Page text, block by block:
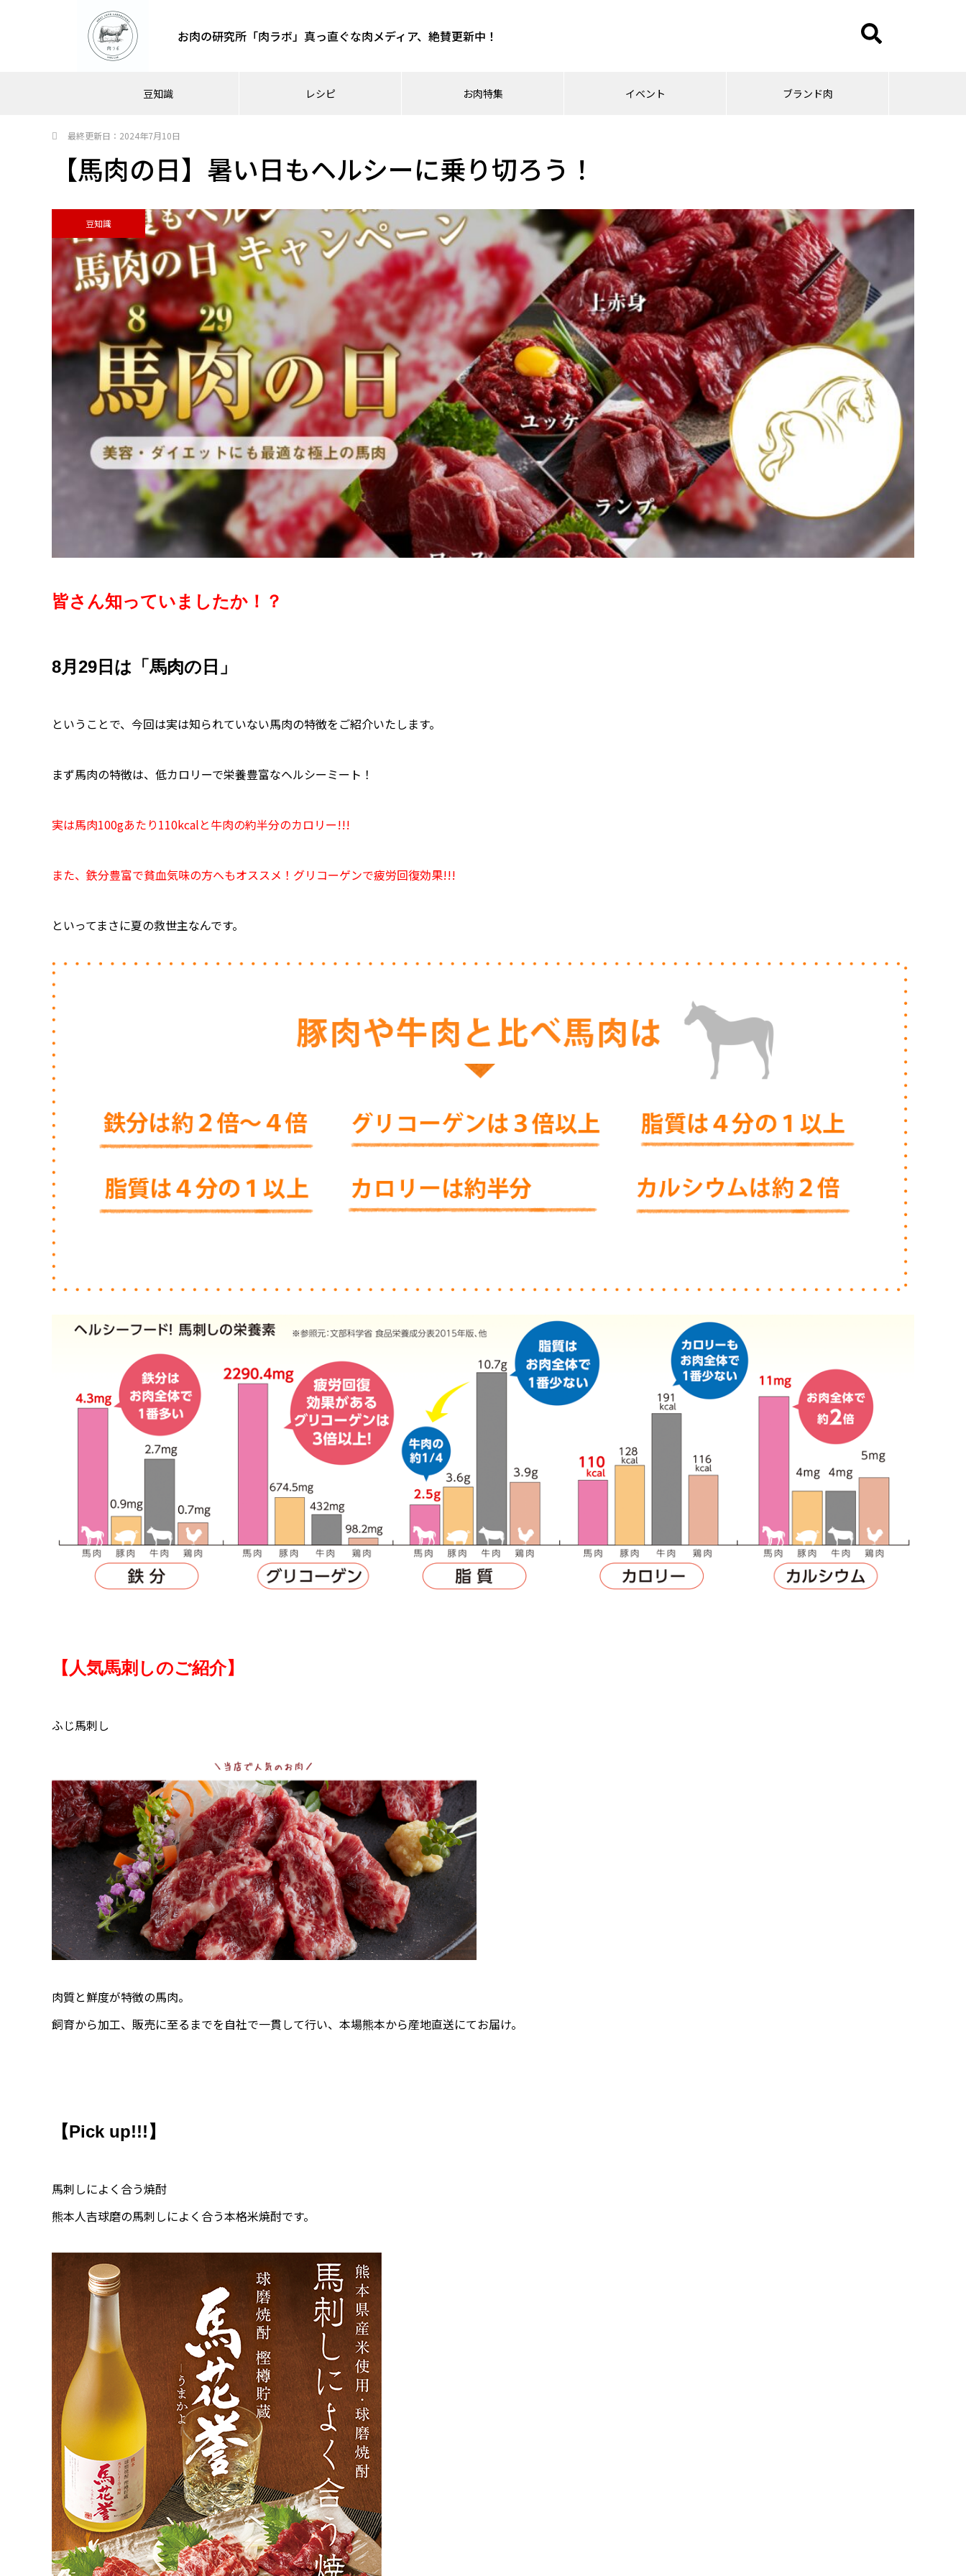
お肉の研究所「肉ラボ」真っ直ぐな肉メディア、絶賛更新中！
豆知識 レシピ お肉特集 イベント ブランド肉
最終更新日： 2024年7月10日
【馬肉の日】暑い日もヘルシーに乗り切ろう！
豆知識
皆さん知っていましたか！？
8月29日は「馬肉の日」
ということで、今回は実は知られていない馬肉の特徴をご紹介いたします。
まず馬肉の特徴は、低カロリーで栄養豊富なヘルシーミート！
実は馬肉100gあたり110kcalと牛肉の約半分のカロリー!!!
また、鉄分豊富で貧血気味の方へもオススメ！グリコーゲンで疲労回復効果!!!
といってまさに夏の救世主なんです。
【人気馬刺しのご紹介】
ふじ馬刺し
肉質と鮮度が特徴の馬肉。
飼育から加工、販売に至るまでを自社で一貫して行い、本場熊本から産地直送にてお届け。
【Pick up!!!】
馬刺しによく合う焼酎
熊本人吉球磨の馬刺しによく合う本格米焼酎です。